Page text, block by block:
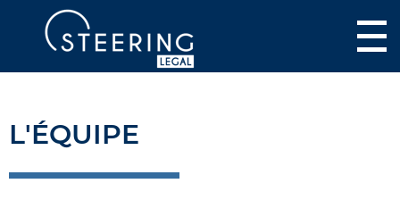
L'ÉQUIPE